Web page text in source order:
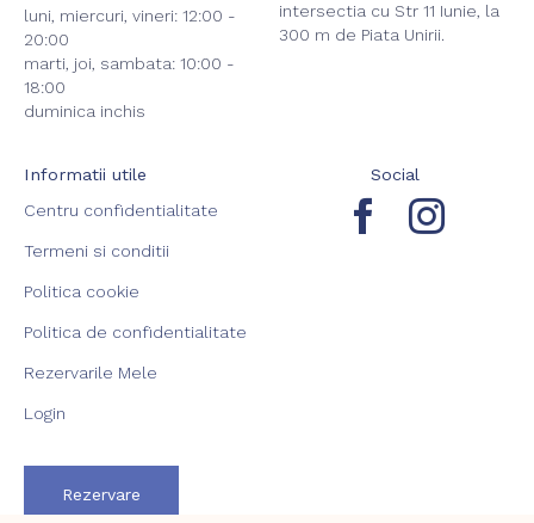
luni, miercuri, vineri: 12:00 -
20:00
marti, joi, sambata: 10:00 -
18:00
duminica inchis
intersectia cu Str 11 Iunie, la
300 m de Piata Unirii.
Informatii utile
Centru confidentialitate
Termeni si conditii
Politica cookie
Politica de confidentialitate
Rezervarile Mele
Login
Social
Rezervare